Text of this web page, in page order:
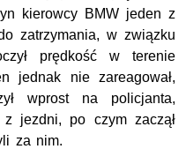
kierowcy BMW jeden z
zatrzymania, w związku
prędkość w terenie
jednak nie zareagował,
wprost na policjanta,
jezdni, po czym zaczął
za nim.